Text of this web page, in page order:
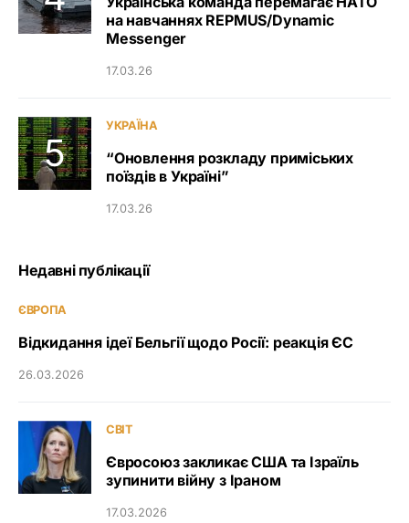
на навчаннях REPMUS/Dynamic
Messenger
17.03.26
УКРАЇНА
“Оновлення розкладу приміських
поїздів в Україні”
17.03.26
Недавні публікації
ЄВРОПА
Відкидання ідеї Бельгії щодо Росії: реакція ЄС
26.03.2026
СВІТ
Євросоюз закликає США та Ізраїль
зупинити війну з Іраном
17.03.2026